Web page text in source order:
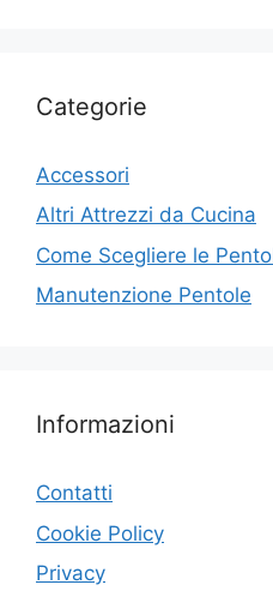
Categorie
Accessori
Altri Attrezzi da Cucina
Come Scegliere le
Manutenzione Pentole
Informazioni
Contatti
Cookie Policy
Privacy